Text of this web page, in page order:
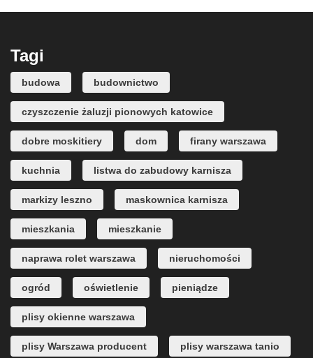
Tagi
budowa budownictwo
czyszczenie żaluzji pionowych katowice
dobre moskitiery dom firany warszawa
kuchnia listwa do zabudowy karnisza
markizy leszno maskownica karnisza
mieszkania mieszkanie
naprawa rolet warszawa nieruchomości
ogród oświetlenie pieniądze
plisy okienne warszawa
plisy Warszawa producent plisy warszawa tanio